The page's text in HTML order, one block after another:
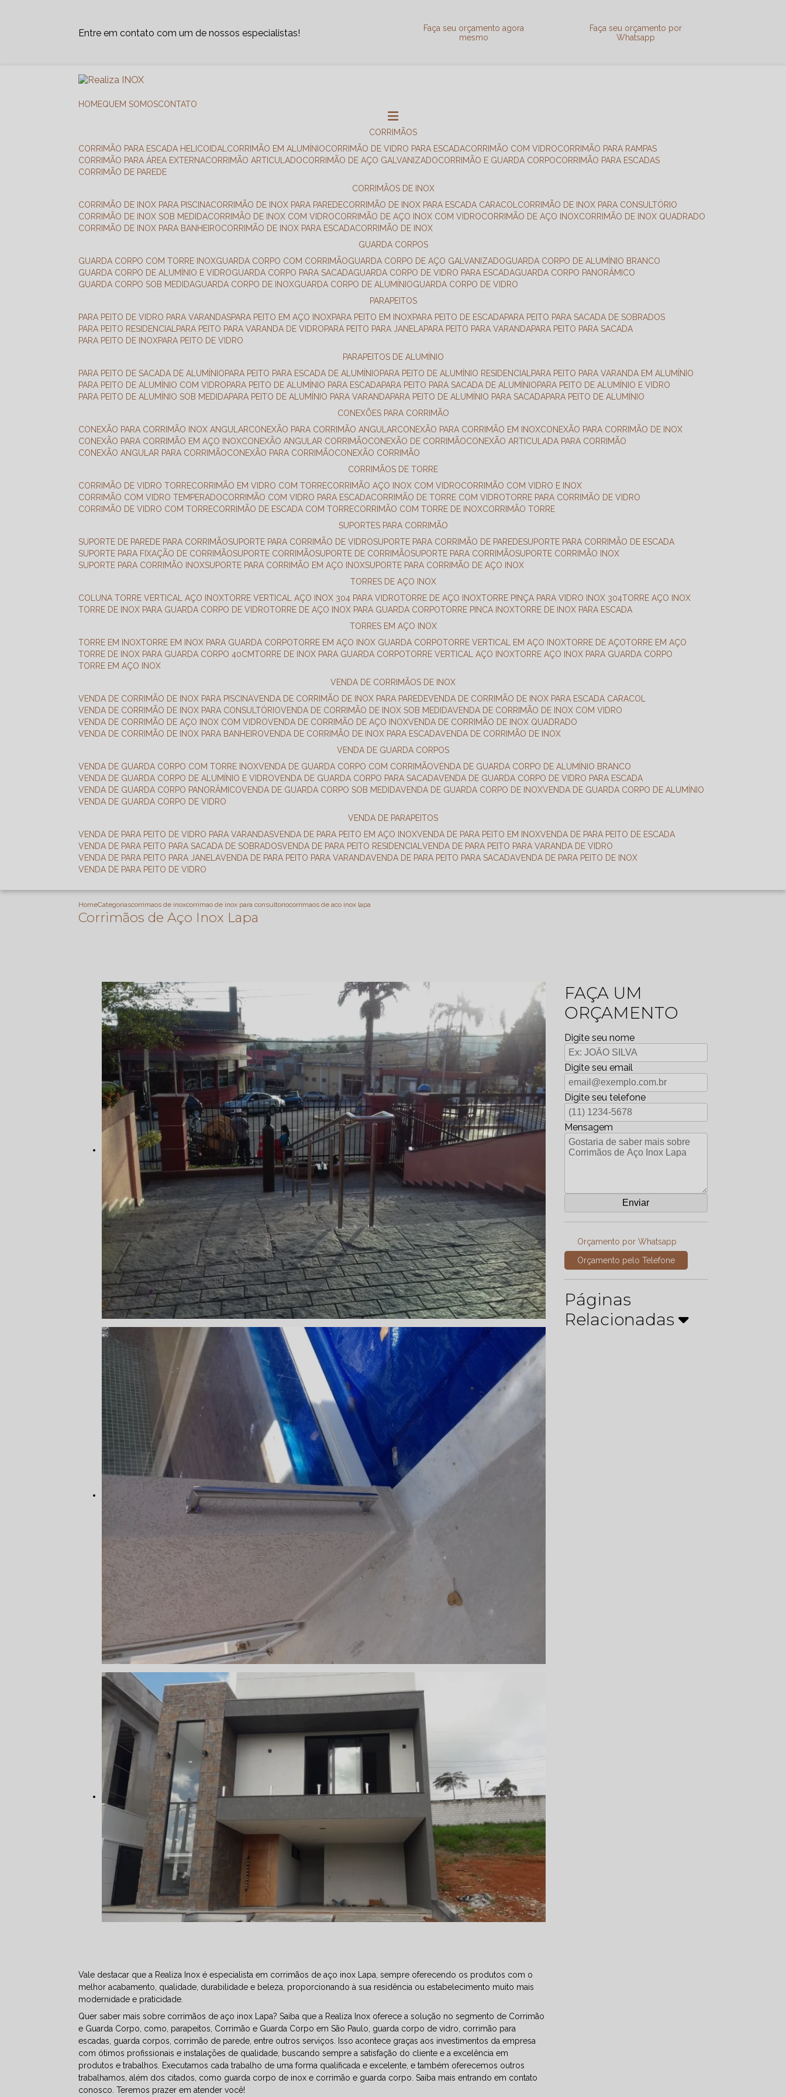
Entre em contato com um de nossos especialistas!
Faça seu orçamento agora
mesmo
Faça seu orçamento por
Whatsapp
HOME QUEM SOMOS CONTATO
CORRIMÃOS
CORRIMÃO PARA ESCADA HELICOIDAL
CORRIMÃO EM ALUMÍNIO CORRIMÃO DE VIDRO PARA ESCADA CORRIMÃO COM VIDRO
CORRIMÃO PARA RAMPAS
CORRIMÃO PARA ÁREA EXTERNA
CORRIMÃO ARTICULADO CORRIMÃO DE AÇO GALVANIZADO CORRIMÃO E GUARDA CORPO
CORRIMÃO PARA ESCADAS
CORRIMÃO DE PAREDE
CORRIMÃOS DE INOX
CORRIMÃO DE INOX PARA PISCINA
CORRIMÃO DE INOX PARA PAREDE CORRIMÃO DE INOX PARA ESCADA CARACOL
CORRIMÃO DE INOX PARA CONSULTÓRIO
CORRIMÃO DE INOX SOB MEDIDA
CORRIMÃO DE INOX COM VIDRO CORRIMÃO DE AÇO INOX COM VIDRO CORRIMÃO DE AÇO INOX
CORRIMÃO DE INOX QUADRADO
CORRIMÃO DE INOX PARA BANHEIRO
CORRIMÃO DE INOX PARA ESCADA
CORRIMÃO DE INOX
GUARDA CORPOS
GUARDA CORPO COM TORRE INOX
GUARDA CORPO COM CORRIMÃO GUARDA CORPO DE AÇO GALVANIZADO
GUARDA CORPO DE ALUMÍNIO BRANCO
GUARDA CORPO DE ALUMÍNIO E VIDRO
GUARDA CORPO PARA SACADA GUARDA CORPO DE VIDRO PARA ESCADA
GUARDA CORPO PANORÂMICO
GUARDA CORPO SOB MEDIDA
GUARDA CORPO DE INOX GUARDA CORPO DE ALUMÍNIO
GUARDA CORPO DE VIDRO
PARAPEITOS
PARA PEITO DE VIDRO PARA VARANDAS PARA PEITO EM AÇO INOX PARA PEITO EM INOX PARA PEITO DE ESCADA PARA PEITO PARA SACADA DE SOBRADOS
PARA PEITO RESIDENCIAL
PARA PEITO PARA VARANDA DE VIDRO PARA PEITO PARA JANELA PARA PEITO PARA VARANDA PARA PEITO PARA SACADA
PARA PEITO DE INOX PARA PEITO DE VIDRO
PARAPEITOS DE ALUMÍNIO
PARA PEITO DE SACADA DE ALUMÍNIO PARA PEITO PARA ESCADA DE ALUMÍNIO PARA PEITO DE ALUMÍNIO RESIDENCIAL
PARA PEITO PARA VARANDA EM ALUMÍNIO
PARA PEITO DE ALUMÍNIO COM VIDRO PARA PEITO DE ALUMÍNIO PARA ESCADA PARA PEITO PARA SACADA DE ALUMÍNIO PARA PEITO DE ALUMÍNIO E VIDRO
PARA PEITO DE ALUMÍNIO SOB MEDIDA PARA PEITO DE ALUMÍNIO PARA VARANDA PARA PEITO DE ALUMÍNIO PARA SACADA PARA PEITO DE ALUMÍNIO
CONEXÕES PARA CORRIMÃO
CONEXÃO PARA CORRIMÃO INOX ANGULAR
CONEXÃO PARA CORRIMÃO ANGULAR CONEXÃO PARA CORRIMÃO EM INOX
CONEXÃO PARA CORRIMÃO DE INOX
CONEXÃO PARA CORRIMÃO EM AÇO INOX
CONEXÃO ANGULAR CORRIMÃO CONEXÃO DE CORRIMÃO
CONEXÃO ARTICULADA PARA CORRIMÃO
CONEXÃO ANGULAR PARA CORRIMÃO
CONEXÃO PARA CORRIMÃO
CONEXÃO CORRIMÃO
CORRIMÃOS DE TORRE
CORRIMÃO DE VIDRO TORRE
CORRIMÃO EM VIDRO COM TORRE CORRIMÃO AÇO INOX COM VIDRO
CORRIMÃO COM VIDRO E INOX
CORRIMÃO COM VIDRO TEMPERADO
CORRIMÃO COM VIDRO PARA ESCADA CORRIMÃO DE TORRE COM VIDRO TORRE PARA CORRIMÃO DE VIDRO
CORRIMÃO DE VIDRO COM TORRE
CORRIMÃO DE ESCADA COM TORRE CORRIMÃO COM TORRE DE INOX
CORRIMÃO TORRE
SUPORTES PARA CORRIMÃO
SUPORTE DE PAREDE PARA CORRIMÃO
SUPORTE PARA CORRIMÃO DE VIDRO SUPORTE PARA CORRIMÃO DE PAREDE SUPORTE PARA CORRIMÃO DE ESCADA
SUPORTE PARA FIXAÇÃO DE CORRIMÃO
SUPORTE CORRIMÃO SUPORTE DE CORRIMÃO SUPORTE PARA CORRIMÃO
SUPORTE CORRIMÃO INOX
SUPORTE PARA CORRIMÃO INOX SUPORTE PARA CORRIMÃO EM AÇO INOX SUPORTE PARA CORRIMÃO DE AÇO INOX
TORRES DE AÇO INOX
COLUNA TORRE VERTICAL AÇO INOX TORRE VERTICAL AÇO INOX 304 PARA VIDRO TORRE DE AÇO INOX TORRE PINÇA PARA VIDRO INOX 304 TORRE AÇO INOX
TORRE DE INOX PARA GUARDA CORPO DE VIDRO TORRE DE AÇO INOX PARA GUARDA CORPO TORRE PINCA INOX TORRE DE INOX PARA ESCADA
TORRES EM AÇO INOX
TORRE EM INOX TORRE EM INOX PARA GUARDA CORPO TORRE EM AÇO INOX GUARDA CORPO TORRE VERTICAL EM AÇO INOX TORRE DE AÇO TORRE EM AÇO
TORRE DE INOX PARA GUARDA CORPO 40CM TORRE DE INOX PARA GUARDA CORPO TORRE VERTICAL AÇO INOX TORRE AÇO INOX PARA GUARDA CORPO
TORRE EM AÇO INOX
VENDA DE CORRIMÃOS DE INOX
VENDA DE CORRIMÃO DE INOX PARA PISCINA
VENDA DE CORRIMÃO DE INOX PARA PAREDE
VENDA DE CORRIMÃO DE INOX PARA ESCADA CARACOL
VENDA DE CORRIMÃO DE INOX PARA CONSULTÓRIO
VENDA DE CORRIMÃO DE INOX SOB MEDIDA
VENDA DE CORRIMÃO DE INOX COM VIDRO
VENDA DE CORRIMÃO DE AÇO INOX COM VIDRO
VENDA DE CORRIMÃO DE AÇO INOX
VENDA DE CORRIMÃO DE INOX QUADRADO
VENDA DE CORRIMÃO DE INOX PARA BANHEIRO
VENDA DE CORRIMÃO DE INOX PARA ESCADA
VENDA DE CORRIMÃO DE INOX
VENDA DE GUARDA CORPOS
VENDA DE GUARDA CORPO COM TORRE INOX
VENDA DE GUARDA CORPO COM CORRIMÃO
VENDA DE GUARDA CORPO DE ALUMÍNIO BRANCO
VENDA DE GUARDA CORPO DE ALUMÍNIO E VIDRO
VENDA DE GUARDA CORPO PARA SACADA
VENDA DE GUARDA CORPO DE VIDRO PARA ESCADA
VENDA DE GUARDA CORPO PANORÂMICO
VENDA DE GUARDA CORPO SOB MEDIDA VENDA DE GUARDA CORPO DE INOX
VENDA DE GUARDA CORPO DE ALUMÍNIO
VENDA DE GUARDA CORPO DE VIDRO
VENDA DE PARAPEITOS
VENDA DE PARA PEITO DE VIDRO PARA VARANDAS
VENDA DE PARA PEITO EM AÇO INOX VENDA DE PARA PEITO EM INOX
VENDA DE PARA PEITO DE ESCADA
VENDA DE PARA PEITO PARA SACADA DE SOBRADOS
VENDA DE PARA PEITO RESIDENCIAL
VENDA DE PARA PEITO PARA VARANDA DE VIDRO
VENDA DE PARA PEITO PARA JANELA
VENDA DE PARA PEITO PARA VARANDA VENDA DE PARA PEITO PARA SACADA
VENDA DE PARA PEITO DE INOX
VENDA DE PARA PEITO DE VIDRO
HomeCategoriascorrimaos de inoxcorrimao de inox para consultoriocorrimaos de aco inox lapa
Corrimãos de Aço Inox Lapa
Vale destacar que a Realiza Inox é especialista em corrimãos de aço inox Lapa, sempre oferecendo os produtos com o
melhor acabamento, qualidade, durabilidade e beleza, proporcionando à sua residência ou estabelecimento muito mais
modernidade e praticidade.
Quer saber mais sobre corrimãos de aço inox Lapa? Saiba que a Realiza Inox oferece a solução no segmento de Corrimão
e Guarda Corpo, como, parapeitos, Corrimão e Guarda Corpo em São Paulo, guarda corpo de vidro, corrimão para
escadas, guarda corpos, corrimão de parede, entre outros serviços. Isso acontece graças aos investimentos da empresa
com ótimos profissionais e instalações de qualidade, buscando sempre a satisfação do cliente e a excelência em
produtos e trabalhos. Executamos cada trabalho de uma forma qualificada e excelente, e também oferecemos outros
trabalhamos, além dos citados, como guarda corpo de inox e corrimão e guarda corpo. Saiba mais entrando em contato
conosco. Teremos prazer em atender você!
FAÇA UM
ORÇAMENTO
Digite seu nome
Digite seu email
Digite seu telefone
Mensagem
Orçamento por Whatsapp
Orçamento pelo Telefone
Páginas
Relacionadas